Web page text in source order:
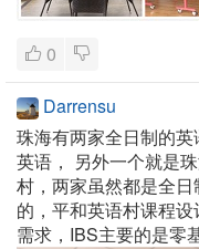
0
Darrensu
珠海有两家全日制的
英语， 另外一个就是
村，两家虽然都是全
的，平和英语村课程
需求，IBS主要的是零